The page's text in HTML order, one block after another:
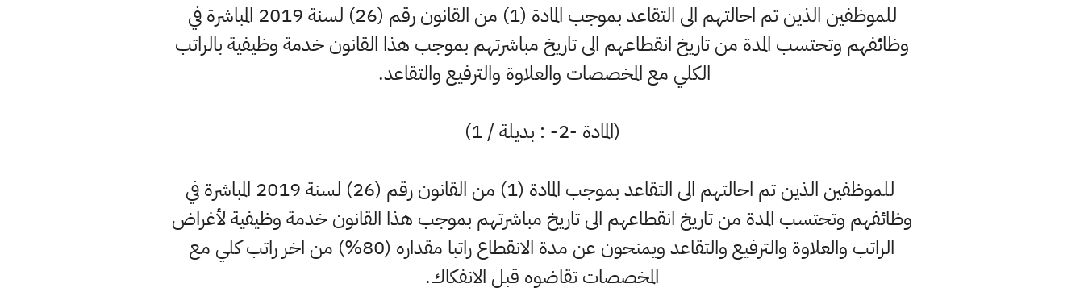
للموظفين الذين تم احالتهم الى التقاعد بموجب المادة (1) من القانون رقم (26) لسنة 2019 المباشرة في
وظائفهم وتحتسب المدة من تاريخ انقطاعهم الى تاريخ مباشرتهم بموجب هذا القانون خدمة وظيفية بالراتب
الكلي مع المخصصات والعلاوة والترفيع والتقاعد.
(المادة -2- : بديلة / 1)
للموظفين الذين تم احالتهم الى التقاعد بموجب المادة (1) من القانون رقم (26) لسنة 2019 المباشرة في
وظائفهم وتحتسب المدة من تاريخ انقطاعهم الى تاريخ مباشرتهم بموجب هذا القانون خدمة وظيفية لأغراض
الراتب والعلاوة والترفيع والتقاعد ويمنحون عن مدة الانقطاع راتبا مقداره (80%) من اخر راتب كلي مع
المخصصات تقاضوه قبل الانفكاك.